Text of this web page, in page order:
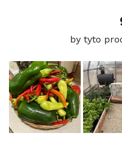
by tyto